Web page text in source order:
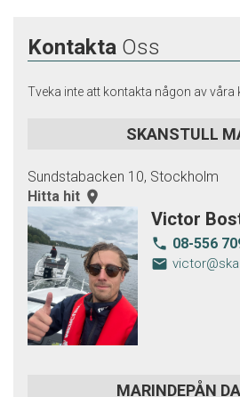
Kontakta Oss
Tveka inte att kontakta någon av våra
SKANSTULL
Sundstabacken 10, Stockholm
Hitta hit room
Victor
local_phone 08-556
email
MARINDEPÅN